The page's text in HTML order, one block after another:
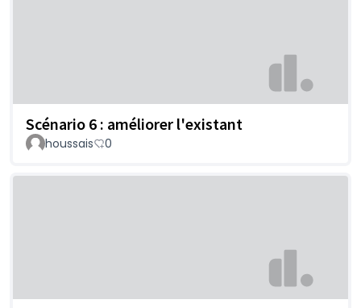
Scénario 6 : améliorer l'existant
houssais 0